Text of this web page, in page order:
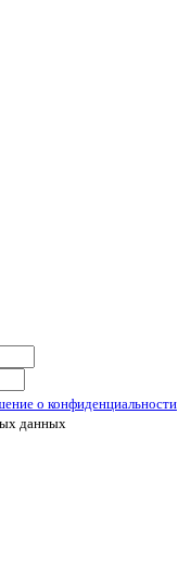
о конфиденциальности
данных